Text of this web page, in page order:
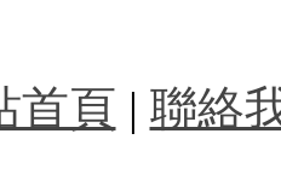
首頁 | 聯絡